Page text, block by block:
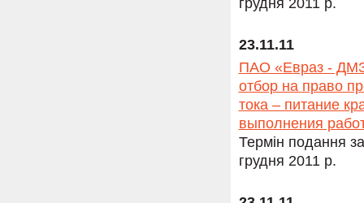
грудня 2011 р.
23.11.11
ПАО «Евраз - ДМЗ
отбор на право
тока – питание
выполнения
Термін подання
грудня 2011 р.